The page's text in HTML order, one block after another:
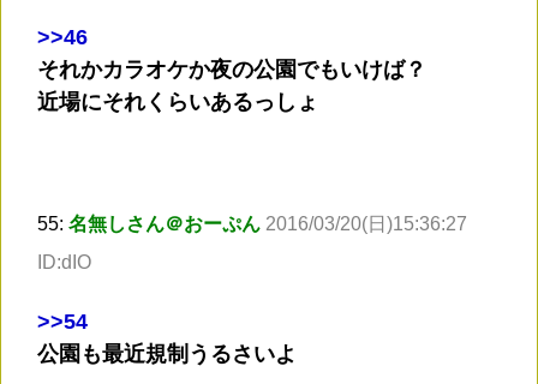
>>46
それかカラオケか夜の公園でもいけば？
近場にそれくらいあるっしょ
55: 名無しさん＠おーぷん 2016/03/20(日)15:36:27
ID:dIO
>>54
公園も最近規制うるさいよ